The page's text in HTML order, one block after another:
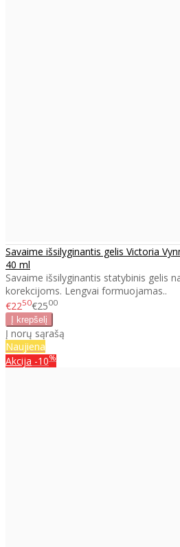
Savaime išsilyginantis gelis Victoria
40 ml
Savaime išsilyginantis statybinis gelis
korekcijoms. Lengvai formuojamas..
€2250€2500
Į norų sąrašą
Naujiena
Akcija -10%